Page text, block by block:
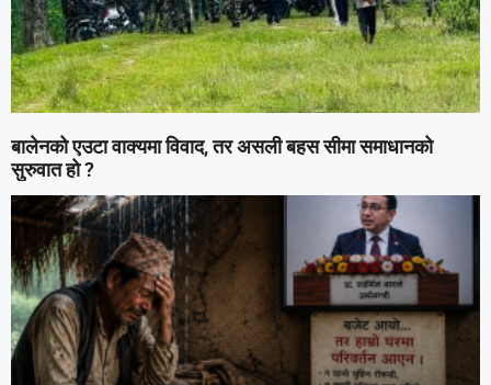
बालेनको एउटा वाक्यमा विवाद, तर असली बहस सीमा समाधानको
सुरुवात हो ?